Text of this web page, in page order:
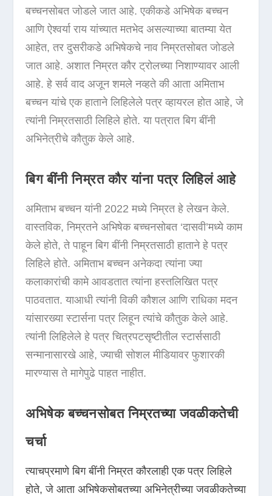
बच्चनसोबत जोडले जात आहे. एकीकडे अभिषेक बच्चन
आणि ऐश्वर्या राय यांच्यात मतभेद असल्याच्या बातम्या येत
आहेत, तर दुसरीकडे अभिषेकचे नाव निम्रतसोबत जोडले
जात आहे. अशात निम्रत कौर ट्रोलच्या निशाण्यावर आली
आहे. हे सर्व वाद अजून शमले नव्हते की आता अमिताभ
बच्चन यांचे एक हाताने लिहिलेले पत्र व्हायरल होत आहे, जे
त्यांनी निम्रतसाठी लिहिले होते. या पत्रात बिग बींनी
अभिनेत्रीचे कौतुक केले आहे.
बिग बींनी निम्रत कौर यांना पत्र लिहिलं आहे
अमिताभ बच्चन यांनी 2022 मध्ये निम्रत हे लेखन केले.
वास्तविक, निम्रतने अभिषेक बच्चनसोबत ‘दासवी’मध्ये काम
केले होते, ते पाहून बिग बींनी निम्रतसाठी हाताने हे पत्र
लिहिले होते. अमिताभ बच्चन अनेकदा त्यांना ज्या
कलाकारांची कामे आवडतात त्यांना हस्तलिखित पत्र
पाठवतात. याआधी त्यांनी विकी कौशल आणि राधिका मदन
यांसारख्या स्टार्सना पत्र लिहून त्यांचे कौतुक केले आहे.
त्यांनी लिहिलेले हे पत्र चित्रपटसृष्टीतील स्टार्ससाठी
सन्मानासारखे आहे, ज्याची सोशल मीडियावर फुशारकी
मारण्यास ते मागेपुढे पाहत नाहीत.
अभिषेक बच्चनसोबत निम्रतच्या जवळीकतेची
चर्चा
त्याचप्रमाणे बिग बींनी निम्रत कौरलाही एक पत्र लिहिले
होते, जे आता अभिषेकसोबतच्या अभिनेत्रीच्या जवळीकतेच्या